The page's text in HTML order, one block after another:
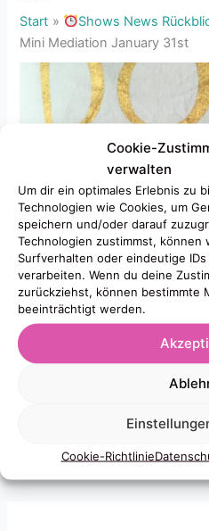
Cookie-
verwalten
Um dir ein optimales Erlebnis zu
Technologien wie Cookies, um
speichern und/oder darauf
Technologien zustimmst, können
Surfverhalten oder eindeutige
verarbeiten. Wenn du deine
zurückziehst, können bestimmte
beeinträchtigt werden.
Cookie-Richtlinie
Start
Shows News
Mini Mediation January 31st
24.1. got canceled.
Thank you for understanding!